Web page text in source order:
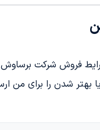
فروش شرکت برساوش
بهتر شدن را برای من